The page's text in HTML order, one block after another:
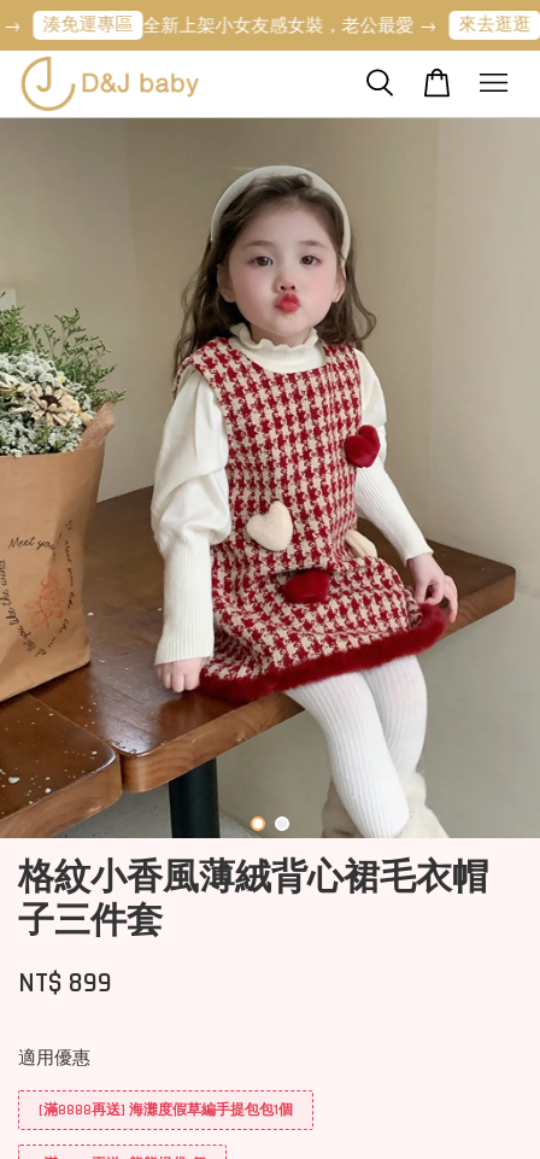
免運專區 全新上架小女友感女裝，老公最愛 → 來去逛逛 寶寶
格紋小香風薄絨背心裙毛衣帽
子三件套
NT$ 899
適用優惠
[滿8888再送] 海灘度假草編手提包包1個